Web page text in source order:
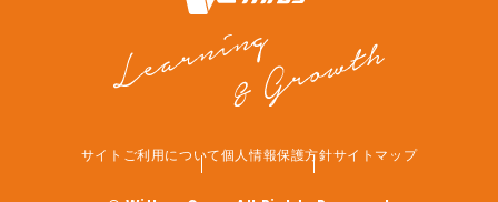
サイトご利用について個人情報保護方針サイトマップ